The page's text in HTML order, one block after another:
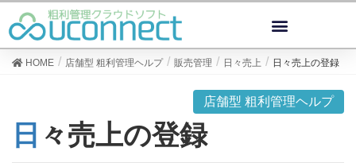
HOME 店舗型 粗利管理ヘルプ 販売管理 日々売上 日々売上の登録
店舗型 粗利管理ヘルプ
日々売上の登録